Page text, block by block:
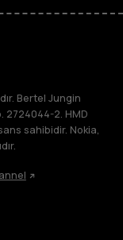
Bertel Jungin
2724044-2. HMD
sahibidir. Nokia,